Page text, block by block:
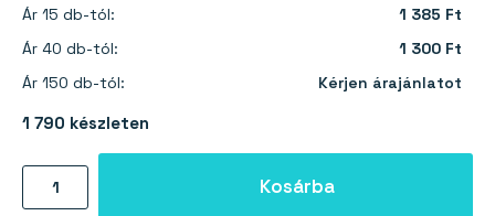
Ár 15 db-tól:
1 385 Ft
Ár 40 db-tól:
1 300 Ft
Ár 150 db-tól:
Kérjen árajánlatot
1 790 készleten
Pot
mágnes
Kosárba